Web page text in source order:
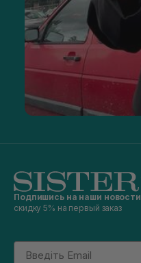
Подпишись на наши новости
скидку 5% на первый заказ
Email